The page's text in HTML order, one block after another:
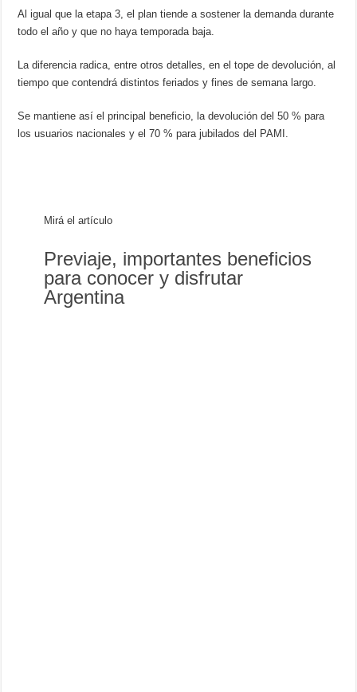
Al igual que la etapa 3, el plan tiende a sostener la demanda durante
todo el año y que no haya temporada baja.
La diferencia radica, entre otros detalles, en el tope de devolución, al
tiempo que contendrá distintos feriados y fines de semana largo.
Se mantiene así el principal beneficio, la devolución del 50 % para
los usuarios nacionales y el 70 % para jubilados del PAMI.
Mirá el artículo
Previaje, importantes beneficios
para conocer y disfrutar
Argentina